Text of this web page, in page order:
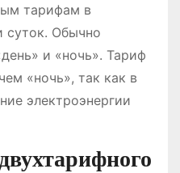
тарифам в
суток. Обычно
и «ночь». Тариф
«ночь», так как в
электроэнергии